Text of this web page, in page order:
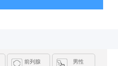
前列腺 男性